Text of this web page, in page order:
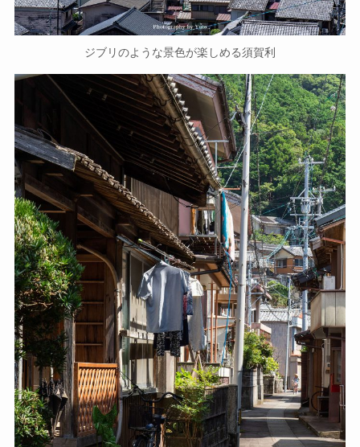
ジブリのような景色が楽しめる須賀利